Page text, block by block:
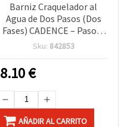
Barniz Craquelador al
Agua de Dos Pasos (Dos
Fases) CADENCE – Paso 1:
Capa Base, 250 ml, para
decoupage, madera,
lienzo y muebles
Sku: 842853
8.10€
AÑADIR AL CARRITO